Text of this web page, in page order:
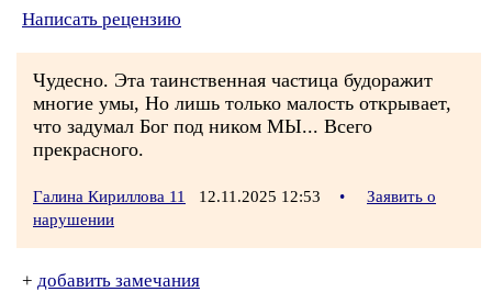
Написать рецензию
Чудесно. Эта таинственная частица будоражит
многие умы, Но лишь только малость открывает,
что задумал Бог под ником МЫ... Всего
прекрасного.
Галина Кириллова 11 12.11.2025 12:53 •
Заявить о
нарушении
+ добавить замечания